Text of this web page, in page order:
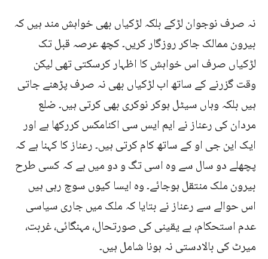
نہ صرف نوجوان لڑکے بلکہ لڑکیاں بھی خواہش مند ہیں کہ
بیرون ممالک جاکر روزگار کریں۔ کچھ عرصہ قبل تک
لڑکیاں صرف اس خواہش کا اظہار کرسکتی تھی لیکن
وقت گزرنے کے ساتھ اب لڑکیاں بھی نہ صرف پڑھنے جاتی
ہیں بلکہ وہاں سیٹل ہوکر نوکری بھی کرتی ہیں۔ ضلع
مردان کی رعناز نے ایم ایس سی اکنامکس کررکھا ہے اور
ایک این جی او کے ساتھ کام کرتی ہیں۔ رعناز کا کہنا ہے کہ
پچھلے دو سال سے وہ اسی تگ و دو میں ہے کہ کسی طرح
بیرون ملک منتقل ہوجائے۔ وہ ایسا کیوں سوچ رہی ہیں
اس حوالے سے رعناز نے بتایا کہ ملک میں جاری سیاسی
عدم استحکام، بے یقینی کی صورتحال، مہنگائی، غربت،
میرٹ کی بالادستی نہ ہونا شامل ہیں۔